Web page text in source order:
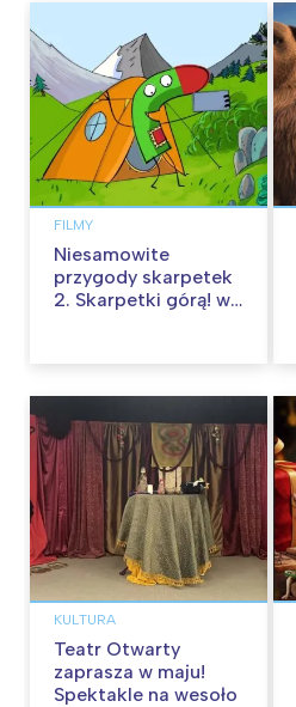
FILMY
Niesamowite
przygody skarpetek
2. Skarpetki górą! w
KULTURA
Teatr Otwarty
zaprasza w maju!
Spektakle na wesoło